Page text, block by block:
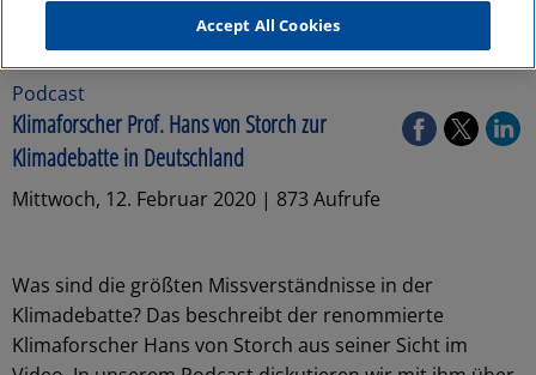
Podcast
Klimaforscher Prof. Hans von Storch zur
Klimadebatte in Deutschland
Mittwoch, 12. Februar 2020 | 873 Aufrufe
Was sind die größten Missverständnisse in der
Klimadebatte? Das beschreibt der renommierte
Klimaforscher Hans von Storch aus seiner Sicht im
Accept All Cookies